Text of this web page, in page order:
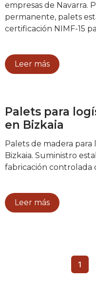
empresas de Navarra.
permanente, palets
certificación NIMF-15
Leer más
Palets para
en Bizkaia
Palets de madera
Bizkaia. Suministro
fabricación controlada
Leer más
1